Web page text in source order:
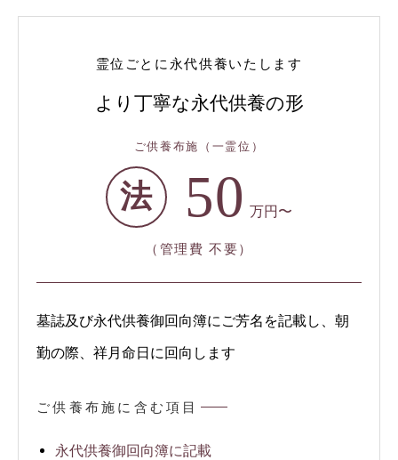
霊位ごとに永代供養いたします
より丁寧な永代供養の形
ご供養布施（一霊位）
法 50 万円〜
（管理費 不要）
墓誌及び永代供養御回向簿にご芳名を記載し、朝
勤の際、祥月命日に回向します
ご供養布施に含む項目
永代供養御回向簿に記載